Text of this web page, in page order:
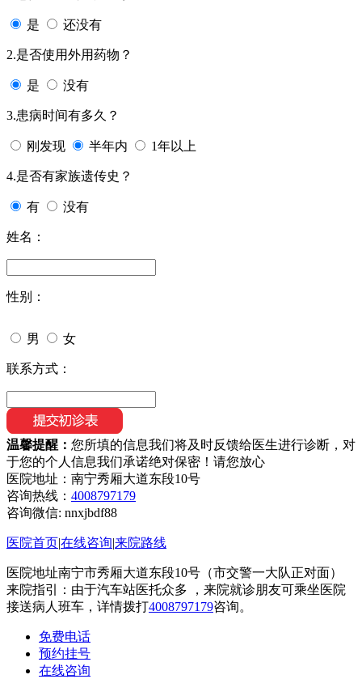
是 还没有
2.是否使用外用药物？
是 没有
3.患病时间有多久？
刚发现 半年内 1年以上
4.是否有家族遗传史？
有 没有
姓名：
性别：
男 女
联系方式：
温馨提醒： 您所填的信息我们将及时反馈给医生进行诊断，对
于您的个人信息我们承诺绝对保密！请您放心
医院地址：南宁秀厢大道东段10号
咨询热线： 4008797179
咨询微信: nnxjbdf88
医院首页|在线咨询|来院路线
医院地址南宁市秀厢大道东段10号（市交警一大队正对面）
来院指引：由于汽车站医托众多 ，来院就诊朋友可乘坐医院
接送病人班车，详情拨打4008797179咨询。
免费电话
预约挂号
在线咨询